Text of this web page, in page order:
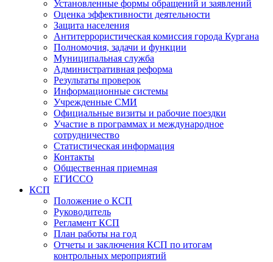
Установленные формы обращений и заявлений
Оценка эффективности деятельности
Защита населения
Антитеррористическая комиссия города Кургана
Полномочия, задачи и функции
Муниципальная служба
Административная реформа
Результаты проверок
Информационные системы
Учрежденные СМИ
Официальные визиты и рабочие поездки
Участие в программах и международное
сотрудничество
Статистическая информация
Контакты
Общественная приемная
ЕГИССО
КСП
Положение о КСП
Руководитель
Регламент КСП
План работы на год
Отчеты и заключения КСП по итогам
контрольных мероприятий